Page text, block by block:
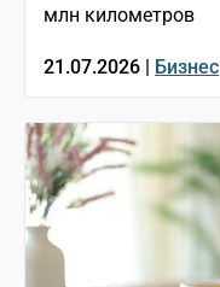
млн километров
21.07.2026 | Бизнес